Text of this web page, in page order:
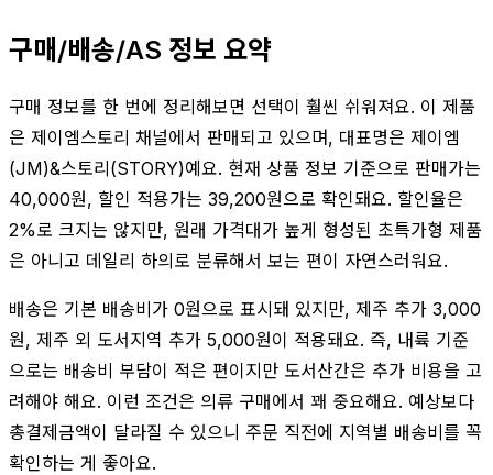
구매/배송/AS 정보 요약
구매 정보를 한 번에 정리해보면 선택이 훨씬 쉬워져요. 이 제품
은 제이엠스토리 채널에서 판매되고 있으며, 대표명은 제이엠
(JM)&스토리(STORY)예요. 현재 상품 정보 기준으로 판매가는
40,000원, 할인 적용가는 39,200원으로 확인돼요. 할인율은
2%로 크지는 않지만, 원래 가격대가 높게 형성된 초특가형 제품
은 아니고 데일리 하의로 분류해서 보는 편이 자연스러워요.
배송은 기본 배송비가 0원으로 표시돼 있지만, 제주 추가 3,000
원, 제주 외 도서지역 추가 5,000원이 적용돼요. 즉, 내륙 기준
으로는 배송비 부담이 적은 편이지만 도서산간은 추가 비용을 고
려해야 해요. 이런 조건은 의류 구매에서 꽤 중요해요. 예상보다
총결제금액이 달라질 수 있으니 주문 직전에 지역별 배송비를 꼭
확인하는 게 좋아요.